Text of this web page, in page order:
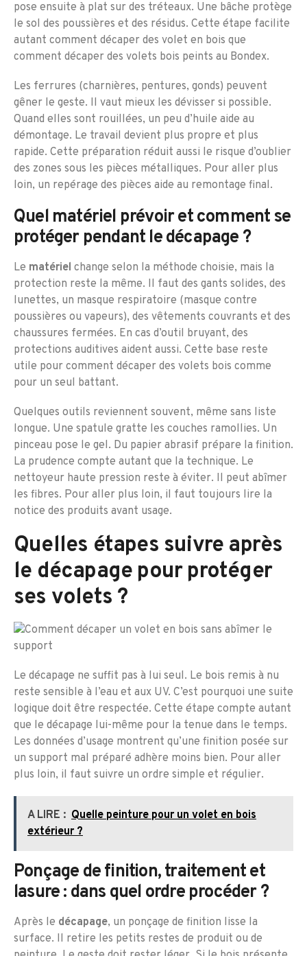
pose ensuite à plat sur des tréteaux. Une bâche protège
le sol des poussières et des résidus. Cette étape facilite
autant comment décaper des volet en bois que
comment décaper des volets bois peints au Bondex.
Les ferrures (charnières, pentures, gonds) peuvent
gêner le geste. Il vaut mieux les dévisser si possible.
Quand elles sont rouillées, un peu d’huile aide au
démontage. Le travail devient plus propre et plus
rapide. Cette préparation réduit aussi le risque d’oublier
des zones sous les pièces métalliques. Pour aller plus
loin, un repérage des pièces aide au remontage final.
Quel matériel prévoir et comment se
protéger pendant le décapage ?
Le matériel change selon la méthode choisie, mais la
protection reste la même. Il faut des gants solides, des
lunettes, un masque respiratoire (masque contre
poussières ou vapeurs), des vêtements couvrants et des
chaussures fermées. En cas d’outil bruyant, des
protections auditives aident aussi. Cette base reste
utile pour comment décaper des volets bois comme
pour un seul battant.
Quelques outils reviennent souvent, même sans liste
longue. Une spatule gratte les couches ramollies. Un
pinceau pose le gel. Du papier abrasif prépare la finition.
La prudence compte autant que la technique. Le
nettoyeur haute pression reste à éviter. Il peut abîmer
les fibres. Pour aller plus loin, il faut toujours lire la
notice des produits avant usage.
Quelles étapes suivre après
le décapage pour protéger
ses volets ?
Le décapage ne suffit pas à lui seul. Le bois remis à nu
reste sensible à l’eau et aux UV. C’est pourquoi une suite
logique doit être respectée. Cette étape compte autant
que le décapage lui-même pour la tenue dans le temps.
Les données d’usage montrent qu’une finition posée sur
un support mal préparé adhère moins bien. Pour aller
plus loin, il faut suivre un ordre simple et régulier.
A LIRE : Quelle peinture pour un volet en bois
extérieur ?
Ponçage de finition, traitement et
lasure : dans quel ordre procéder ?
Après le décapage, un ponçage de finition lisse la
surface. Il retire les petits restes de produit ou de